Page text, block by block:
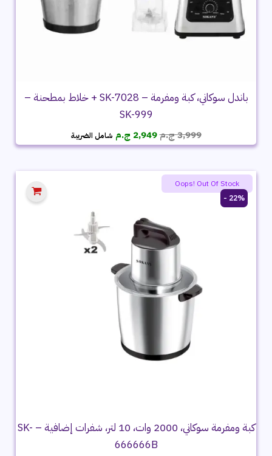
باندل سوكاني، كبة ومفرمة – SK-7028 + خلاط بمطحنة –
SK-999
3,999ج.مالسعر
الأصلي
3,999 ج.م.
2,949 ج.م السعر
الحالي
2,949 ج.م.
شامل الضريبة
22% -
كبة ومفرمة سوكاني، 2000 وات، 10 لتر، شفرات إضافية – SK-
666666B
Oops! Out Of Stock